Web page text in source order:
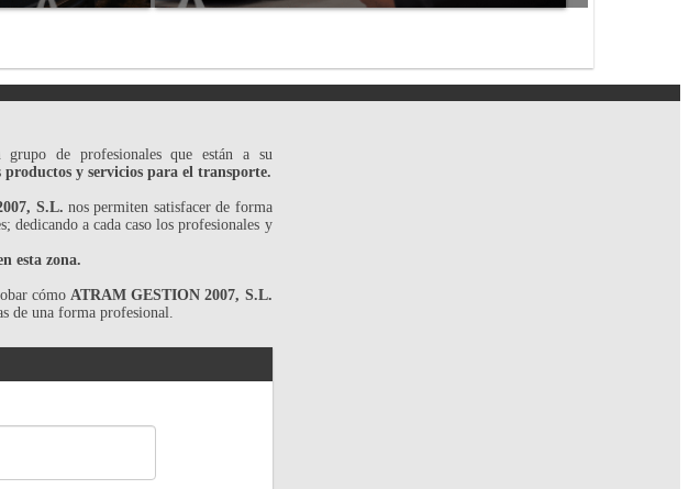
grupo de profesionales que están a su
productos y servicios para el transporte.
S.L. nos permiten satisfacer de forma
dedicando a cada caso los profesionales y
esta zona.
cómoATRAM GESTION 2007, S.L.
de una forma profesional.